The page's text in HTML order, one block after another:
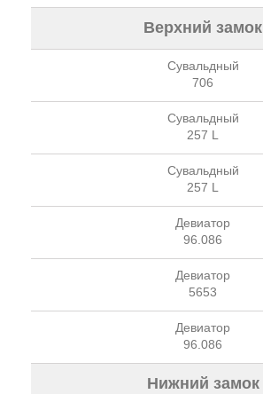
Верхний замок
Сувальдный
706
Сувальдный
257 L
Сувальдный
257 L
Девиатор
96.086
Девиатор
5653
Девиатор
96.086
Нижний замок